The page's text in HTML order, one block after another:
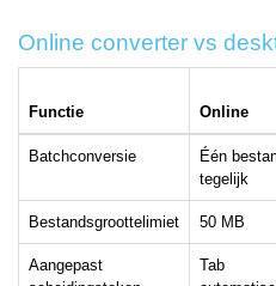
Online converter vs
Functie Online
Batchconversie
Één
tegelijk
Bestandsgroottelimiet 50 MB
Aangepast
Tab